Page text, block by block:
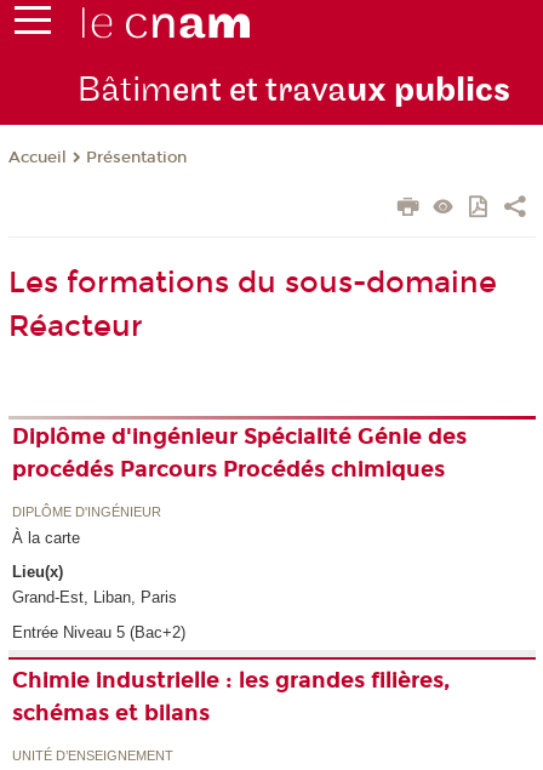
Bâtiment et travaux publics
Accueil Présentation
Les formations du sous-domaine
Réacteur
Diplôme d'ingénieur Spécialité Génie des
procédés Parcours Procédés chimiques
DIPLÔME D'INGÉNIEUR
À la carte
Lieu(x)
Grand-Est, Liban, Paris
Entrée Niveau 5 (Bac+2)
Chimie industrielle : les grandes filières,
schémas et bilans
UNITÉ D’ENSEIGNEMENT